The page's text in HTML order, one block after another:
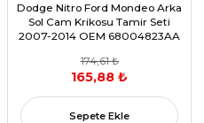
Dodge Nitro Ford Mondeo Arka
Sol Cam Krikosu Tamir Seti
2007-2014 OEM 68004823AA
174,61 ₺
165,88 ₺
Sepete Ekle